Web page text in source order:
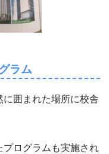
ラム
囲まれた場所に校舎
ログラムも実施され